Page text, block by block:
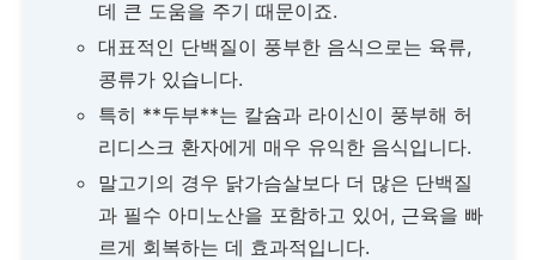
데 큰 도움을 주기 때문이죠.
대표적인 단백질이 풍부한 음식으로는 육류,
콩류가 있습니다.
특히 **두부**는 칼슘과 라이신이 풍부해 허
리디스크 환자에게 매우 유익한 음식입니다.
말고기의 경우 닭가슴살보다 더 많은 단백질
과 필수 아미노산을 포함하고 있어, 근육을 빠
르게 회복하는 데 효과적입니다.